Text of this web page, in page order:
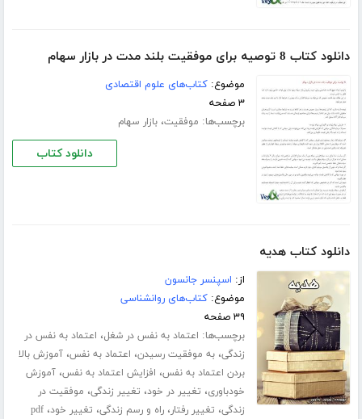
دانلود کتاب 8 توصیه برای موفقیت بلند مدت در بازار سهام
موضوع:کتاب‌های علوم اقتصادی
۳ صفحه
برچسب‌ها: موفقیت،بازار سهام
دانلود کتاب
دانلود کتاب هدیه
از: اسپنسر جانسون
موضوع:کتاب‌های روانشناسی
۳۹ صفحه
برچسب‌ها: اعتماد به نفس در شغل، اعتماد به نفس در
زندگی،به موفقیت رسیدن، اعتماد به نفس،آموزش بالا
بردن اعتماد به نفس، افزایش اعتماد به نفس،آموزش
خودباوری، تغییر در خود، تغییر زندگی، موفقیت در
زندگی، تغییر رفتار،راه و رسم زندگی، تغییر خود،pdf